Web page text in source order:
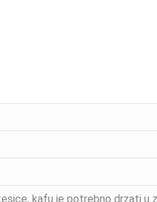
kafu je potrebno drzati u